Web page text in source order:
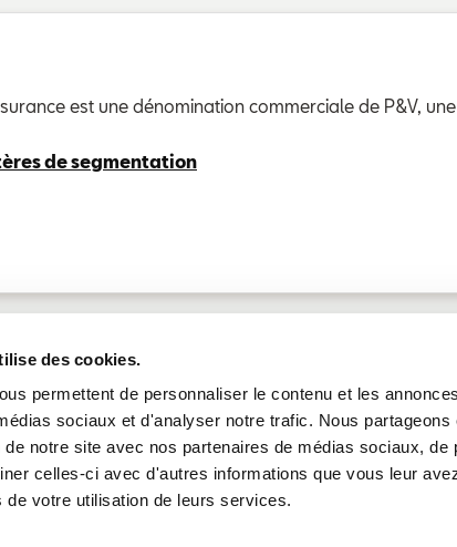
des cookies.
permettent de personnaliser le contenu et les
sociaux et d'analyser notre trafic. Nous partageons
notre site avec nos partenaires de médias sociaux, de
celles-ci avec d'autres informations que vous leur
de votre utilisation de leurs services.
est une dénomination commerciale de P&V,
de segmentation
Assurances